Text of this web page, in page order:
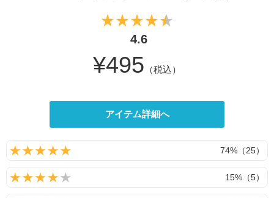
4.6
¥495 （税込）
アイテム詳細へ
74%（25）
15%（5）